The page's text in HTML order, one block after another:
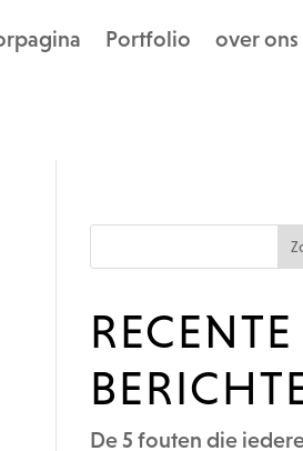
Portfolio over ons
RECENTE
De 5 fouten die